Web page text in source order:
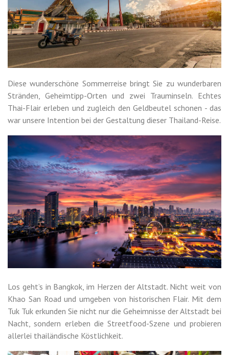
Diese wunderschöne Sommerreise bringt Sie zu wunderbaren
Stränden, Geheimtipp-Orten und zwei Trauminseln. Echtes
Thai-Flair erleben und zugleich den Geldbeutel schonen - das
war unsere Intention bei der Gestaltung dieser Thailand-Reise.
Los geht’s in Bangkok, im Herzen der Altstadt. Nicht weit von
Khao San Road und umgeben von historischen Flair. Mit dem
Tuk Tuk erkunden Sie nicht nur die Geheimnisse der Altstadt bei
Nacht, sondern erleben die Streetfood-Szene und probieren
allerlei thailändische Köstlichkeit.